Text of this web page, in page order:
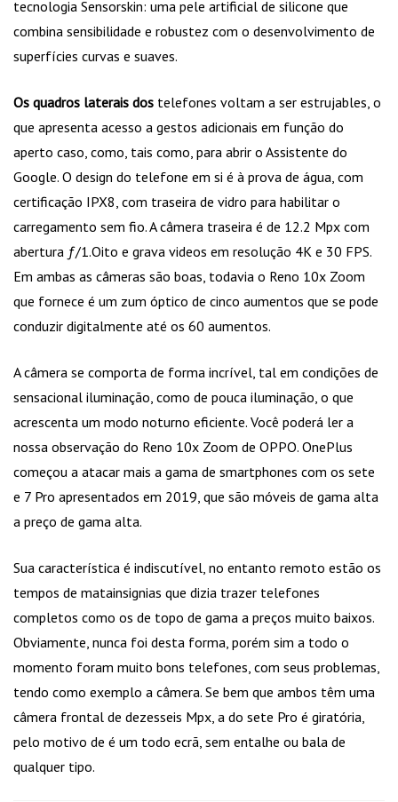
tecnologia Sensorskin: uma pele artificial de silicone que
combina sensibilidade e robustez com o desenvolvimento de
superfícies curvas e suaves.
Os quadros laterais dos telefones voltam a ser estrujables, o
que apresenta acesso a gestos adicionais em função do
aperto caso, como, tais como, para abrir o Assistente do
Google. O design do telefone em si é à prova de água, com
certificação IPX8, com traseira de vidro para habilitar o
carregamento sem fio. A câmera traseira é de 12.2 Mpx com
abertura ƒ/1.Oito e grava videos em resolução 4K e 30 FPS.
Em ambas as câmeras são boas, todavia o Reno 10x Zoom
que fornece é um zum óptico de cinco aumentos que se pode
conduzir digitalmente até os 60 aumentos.
A câmera se comporta de forma incrível, tal em condições de
sensacional iluminação, como de pouca iluminação, o que
acrescenta um modo noturno eficiente. Você poderá ler a
nossa observação do Reno 10x Zoom de OPPO. OnePlus
começou a atacar mais a gama de smartphones com os sete
e 7 Pro apresentados em 2019, que são móveis de gama alta
a preço de gama alta.
Sua característica é indiscutível, no entanto remoto estão os
tempos de matainsignias que dizia trazer telefones
completos como os de topo de gama a preços muito baixos.
Obviamente, nunca foi desta forma, porém sim a todo o
momento foram muito bons telefones, com seus problemas,
tendo como exemplo a câmera. Se bem que ambos têm uma
câmera frontal de dezesseis Mpx, a do sete Pro é giratória,
pelo motivo de é um todo ecrã, sem entalhe ou bala de
qualquer tipo.